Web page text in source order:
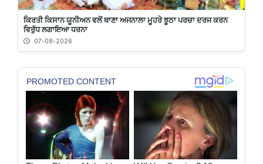
ਕਿਰਤੀ ਕਿਸਾਨ ਯੂਨੀਅਨ ਵਲੋਂ ਥਾਣਾ ਅਜਨਾਲਾ ਮੂਹਰੇ ਝੂਠਾ ਪਰਚਾ ਦਰਜ ਕਰਨ
ਵਿਰੁੱਧ ਲਗਾਇਆ ਧਰਨਾ
07-08-2026